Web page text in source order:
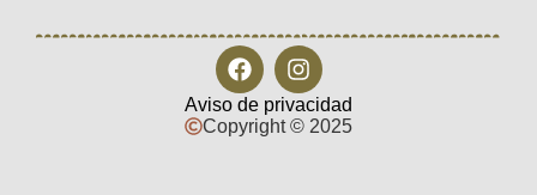
Copyright © 2025
Aviso de privacidad